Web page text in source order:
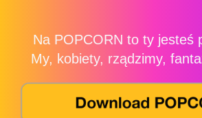
Na POPCORN to ty jesteś
My, kobiety, rządzimy,